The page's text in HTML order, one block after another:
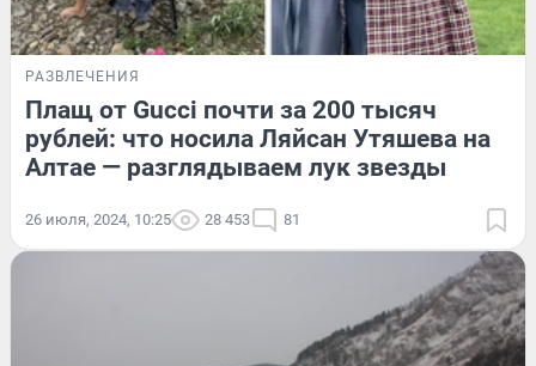
РАЗВЛЕЧЕНИЯ
Плащ от Gucci почти за 200 тысяч
рублей: что носила Ляйсан Утяшева на
Алтае — разглядываем лук звезды
26 июля, 2024, 10:25 28 453 81